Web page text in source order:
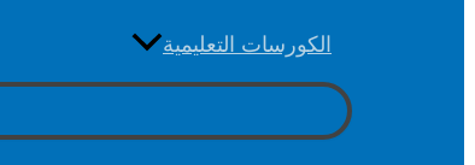
الكورسات التعليمية